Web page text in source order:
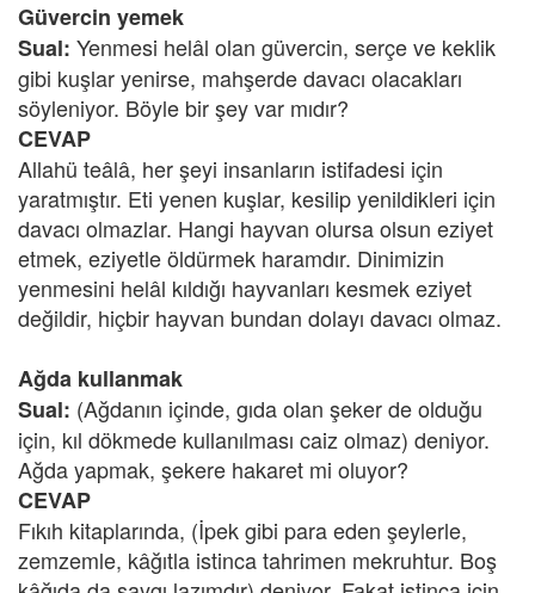
Güvercin yemek
Sual: Yenmesi helâl olan güvercin, serçe ve keklik
gibi kuşlar yenirse, mahşerde davacı olacakları
söyleniyor. Böyle bir şey var mıdır?
CEVAP
Allahü teâlâ, her şeyi insanların istifadesi için
yaratmıştır. Eti yenen kuşlar, kesilip yenildikleri için
davacı olmazlar. Hangi hayvan olursa olsun eziyet
etmek, eziyetle öldürmek haramdır. Dinimizin
yenmesini helâl kıldığı hayvanları kesmek eziyet
değildir, hiçbir hayvan bundan dolayı davacı olmaz.
Ağda kullanmak
Sual: (Ağdanın içinde, gıda olan şeker de olduğu
için, kıl dökmede kullanılması caiz olmaz) deniyor.
Ağda yapmak, şekere hakaret mi oluyor?
CEVAP
Fıkıh kitaplarında, (İpek gibi para eden şeylerle,
zemzemle, kâğıtla istinca tahrimen mekruhtur. Boş